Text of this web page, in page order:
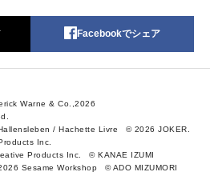
Facebookでシェア
Warne & Co.,2026
/ Hachette Livre
© 2026 JOKER.
Inc.
Products Inc.
© KANAE IZUMI
Sesame Workshop
© ADO MIZUMORI